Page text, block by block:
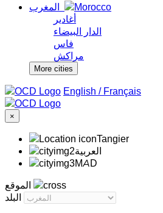
المغرب
أغادير
الدار البيضاء
فاس
مراكش
More cities
/ Français
×
Tangier
‏العربية‏
MAD